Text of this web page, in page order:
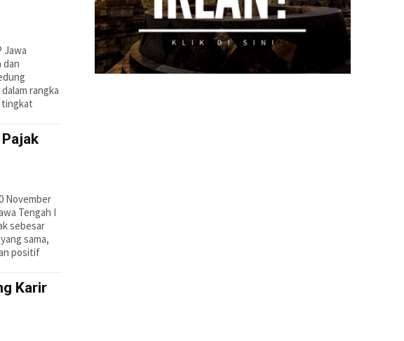
Jawa
dan
rangka
tingkat
November
Tengah I
sebesar
sama,
positif
Karir